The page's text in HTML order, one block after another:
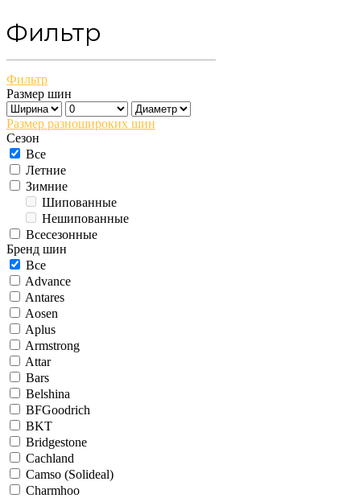
Фильтр
Фильтр
Размер шин
Размер разношироких шин
Сезон
Все
Летние
Зимние
Шипованные
Нешипованные
Всесезонные
Бренд шин
Все
Advance
Antares
Aosen
Aplus
Armstrong
Attar
Bars
Belshina
BFGoodrich
BKT
Bridgestone
Cachland
Camso (Solideal)
Charmhoo